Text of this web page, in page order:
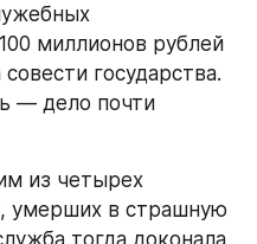
миллионов рублей
государства.
— дело почти
из четырех
умерших в страшную
тогда доконала